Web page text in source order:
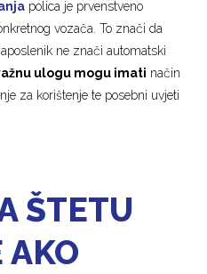
polica je prvenstveno
vozača. To znači da
ne znači automatski
ulogu mogu imati način
za korištenje te posebni uvjeti
ŠTETU
AKO